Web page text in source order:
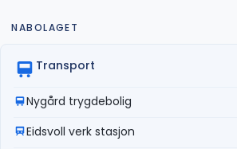
NABOLAGET
Transport
Nygård trygdebolig
Eidsvoll verk stasjon